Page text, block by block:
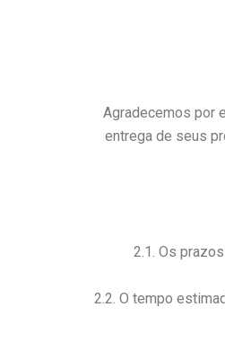
Agradecemos por
entrega de seus
2.1. Os
2.2. O tempo